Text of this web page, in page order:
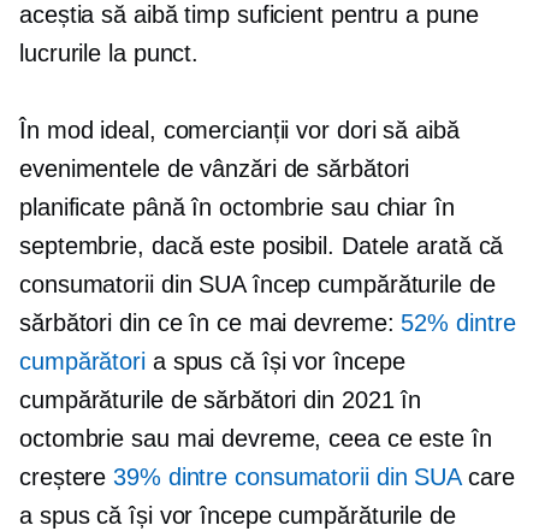
aceștia să aibă timp suficient pentru a pune
lucrurile la punct.
În mod ideal, comercianții vor dori să aibă
evenimentele de vânzări de sărbători
planificate până în octombrie sau chiar în
septembrie, dacă este posibil. Datele arată că
consumatorii din SUA încep cumpărăturile de
sărbători din ce în ce mai devreme: 52% dintre
cumpărătoria spus că își vor începe
cumpărăturile de sărbători din 2021 în
octombrie sau mai devreme, ceea ce este în
creștere39% dintre consumatorii din SUAcare
a spus că își vor începe cumpărăturile de